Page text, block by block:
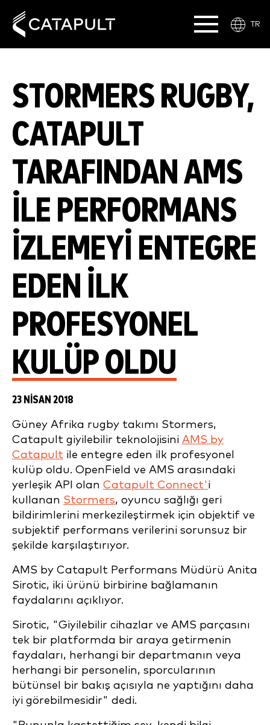
TR
STORMERS RUGBY,
CATAPULT
TARAFINDAN AMS
ILE PERFORMANS
IZLEMEYI ENTEGRE
EDEN ILK
PROFESYONEL
KULÜP OLDU
23 NISAN 2018
Güney Afrika rugby takımı Stormers,
Catapult giyilebilir teknolojisini AMS by
Catapult ile entegre eden ilk profesyonel
kulüp oldu. OpenField ve AMS arasındaki
yerleşik API olan Catapult Connect'i
kullanan Stormers, oyuncu sağlığı geri
bildirimlerini merkezileştirmek için objektif ve
subjektif performans verilerini sorunsuz bir
şekilde karşılaştırıyor.
AMS by Catapult Performans Müdürü Anita
Sirotic, iki ürünü birbirine bağlamanın
faydalarını açıklıyor.
Sirotic, "Giyilebilir cihazlar ve AMS parçasını
tek bir platformda bir araya getirmenin
faydaları, herhangi bir departmanın veya
herhangi bir personelin, sporcularının
bütünsel bir bakış açısıyla ne yaptığını daha
iyi görebilmesidir" dedi.